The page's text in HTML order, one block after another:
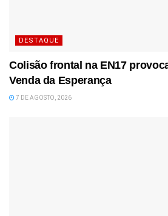
DESTAQUE
Colisão frontal na EN17
Venda da Esperança
7 DE AGOSTO, 2026